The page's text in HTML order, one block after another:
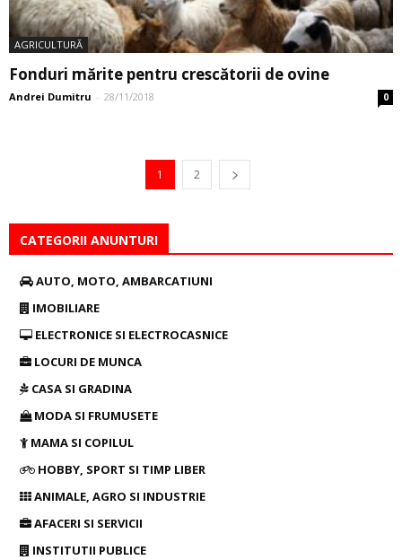
AGRICULTURĂ
Fonduri mărite pentru crescătorii de ovine
Andrei Dumitru - 28/11/2018 0
1 2
CATEGORII ANUNTURI
AUTO, MOTO, AMBARCATIUNI
IMOBILIARE
ELECTRONICE SI ELECTROCASNICE
LOCURI DE MUNCA
CASA SI GRADINA
MODA SI FRUMUSETE
MAMA SI COPILUL
HOBBY, SPORT SI TIMP LIBER
ANIMALE, AGRO SI INDUSTRIE
AFACERI SI SERVICII
INSTITUTII PUBLICE